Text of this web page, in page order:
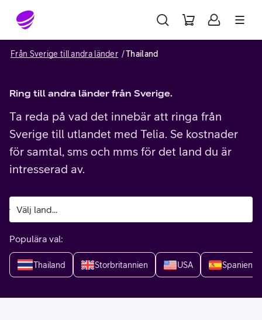
Gå till sidans innehåll
Från Sverige till andra länder Thailand
Ring till andra länder från Sverige.
Ta reda på vad det innebär att ringa från
Sverige till utlandet med Telia. Se kostnader
för samtal, sms och mms för det land du är
intresserad av.
Populära val:
Thailand Storbritannien USA Spanien